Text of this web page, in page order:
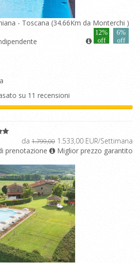
- Toscana (34.66Km da Monterchi )
12%
off
6%
off
su 11 recensioni
da 1.799,00 1.533,00 EUR/Settimana
prenotazione
Miglior prezzo garantito